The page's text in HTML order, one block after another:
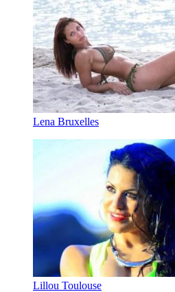
Lena Bruxelles
Lillou Toulouse